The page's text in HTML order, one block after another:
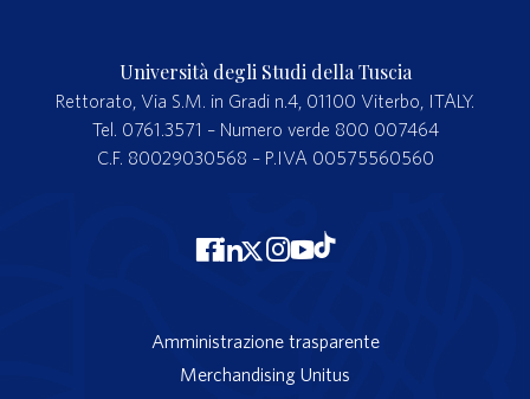
Università degli Studi della Tuscia
Rettorato, Via S.M. in Gradi n.4, 01100 Viterbo, ITALY.
Tel. 0761.3571 – Numero verde 800 007464
C.F. 80029030568 – P.IVA 00575560560
Amministrazione trasparente
Merchandising Unitus